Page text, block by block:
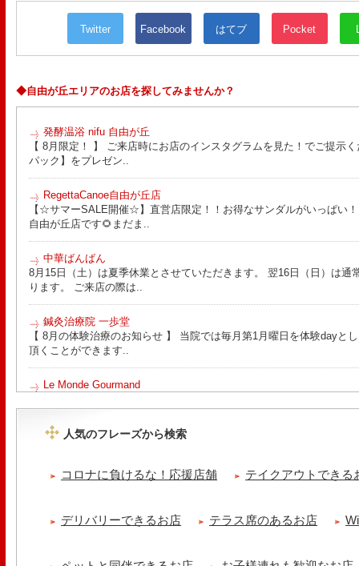
Twitter Facebook はてブ Pocket
◆自由が丘エリアのお店を探してみませんか？
発酵温浴 nifu 自由が丘
【 8月限定！ 】 ご来店時にお店のインスタグラムを見た！でご提示
パック】をプレゼン..
RegettaCanoe自由が丘店
【☆サマーSALE開催☆】直営店限定！！お得なサンダルがいっぱい
自由が丘店です🌻まだま..
中華ばんばん
8月15日（土）は夏季休業とさせていただきます。 翌16日（日）は通
ります。 ご来店の際は..
鍼灸治療院 一歩堂
【 8月の体験治療のお知らせ 】 当院では毎月第1月曜日を体験dayと
頂くことができます..
Le Monde Gourmand
ッコラサラダをそえて)手..
【 平日限定ランチメニュー 】 ワンプレートランチ登場！！パスタや
人気のフレーズから検索
コロナに負けるな！応援店舗 テイクアウトできる
デリバリーできるお店 テラス席のあるお店